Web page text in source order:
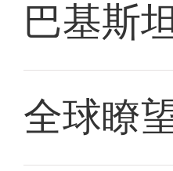
巴基斯
全球瞭